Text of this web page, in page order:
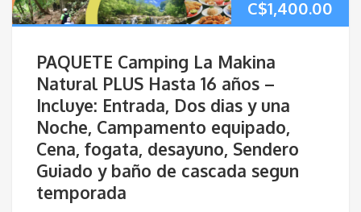
C$1,400.00
PAQUETE Camping La Makina
Natural PLUS Hasta 16 años –
Incluye: Entrada, Dos dias y una
Noche, Campamento equipado,
Cena, fogata, desayuno, Sendero
Guiado y baño de cascada segun
temporada